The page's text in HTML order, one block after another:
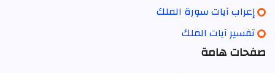
إعراب آيات سورة الملك
تفسير آيات الملك
صفحات هامة